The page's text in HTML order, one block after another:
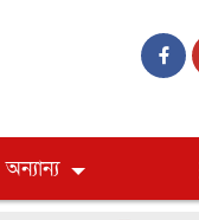
অন্যান্য